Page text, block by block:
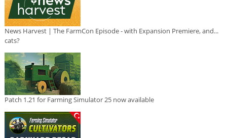
News Harvest | The FarmCon Episode - with Expansion Premiere, and...
cats?
Patch 1.21 for Farming Simulator 25 now available